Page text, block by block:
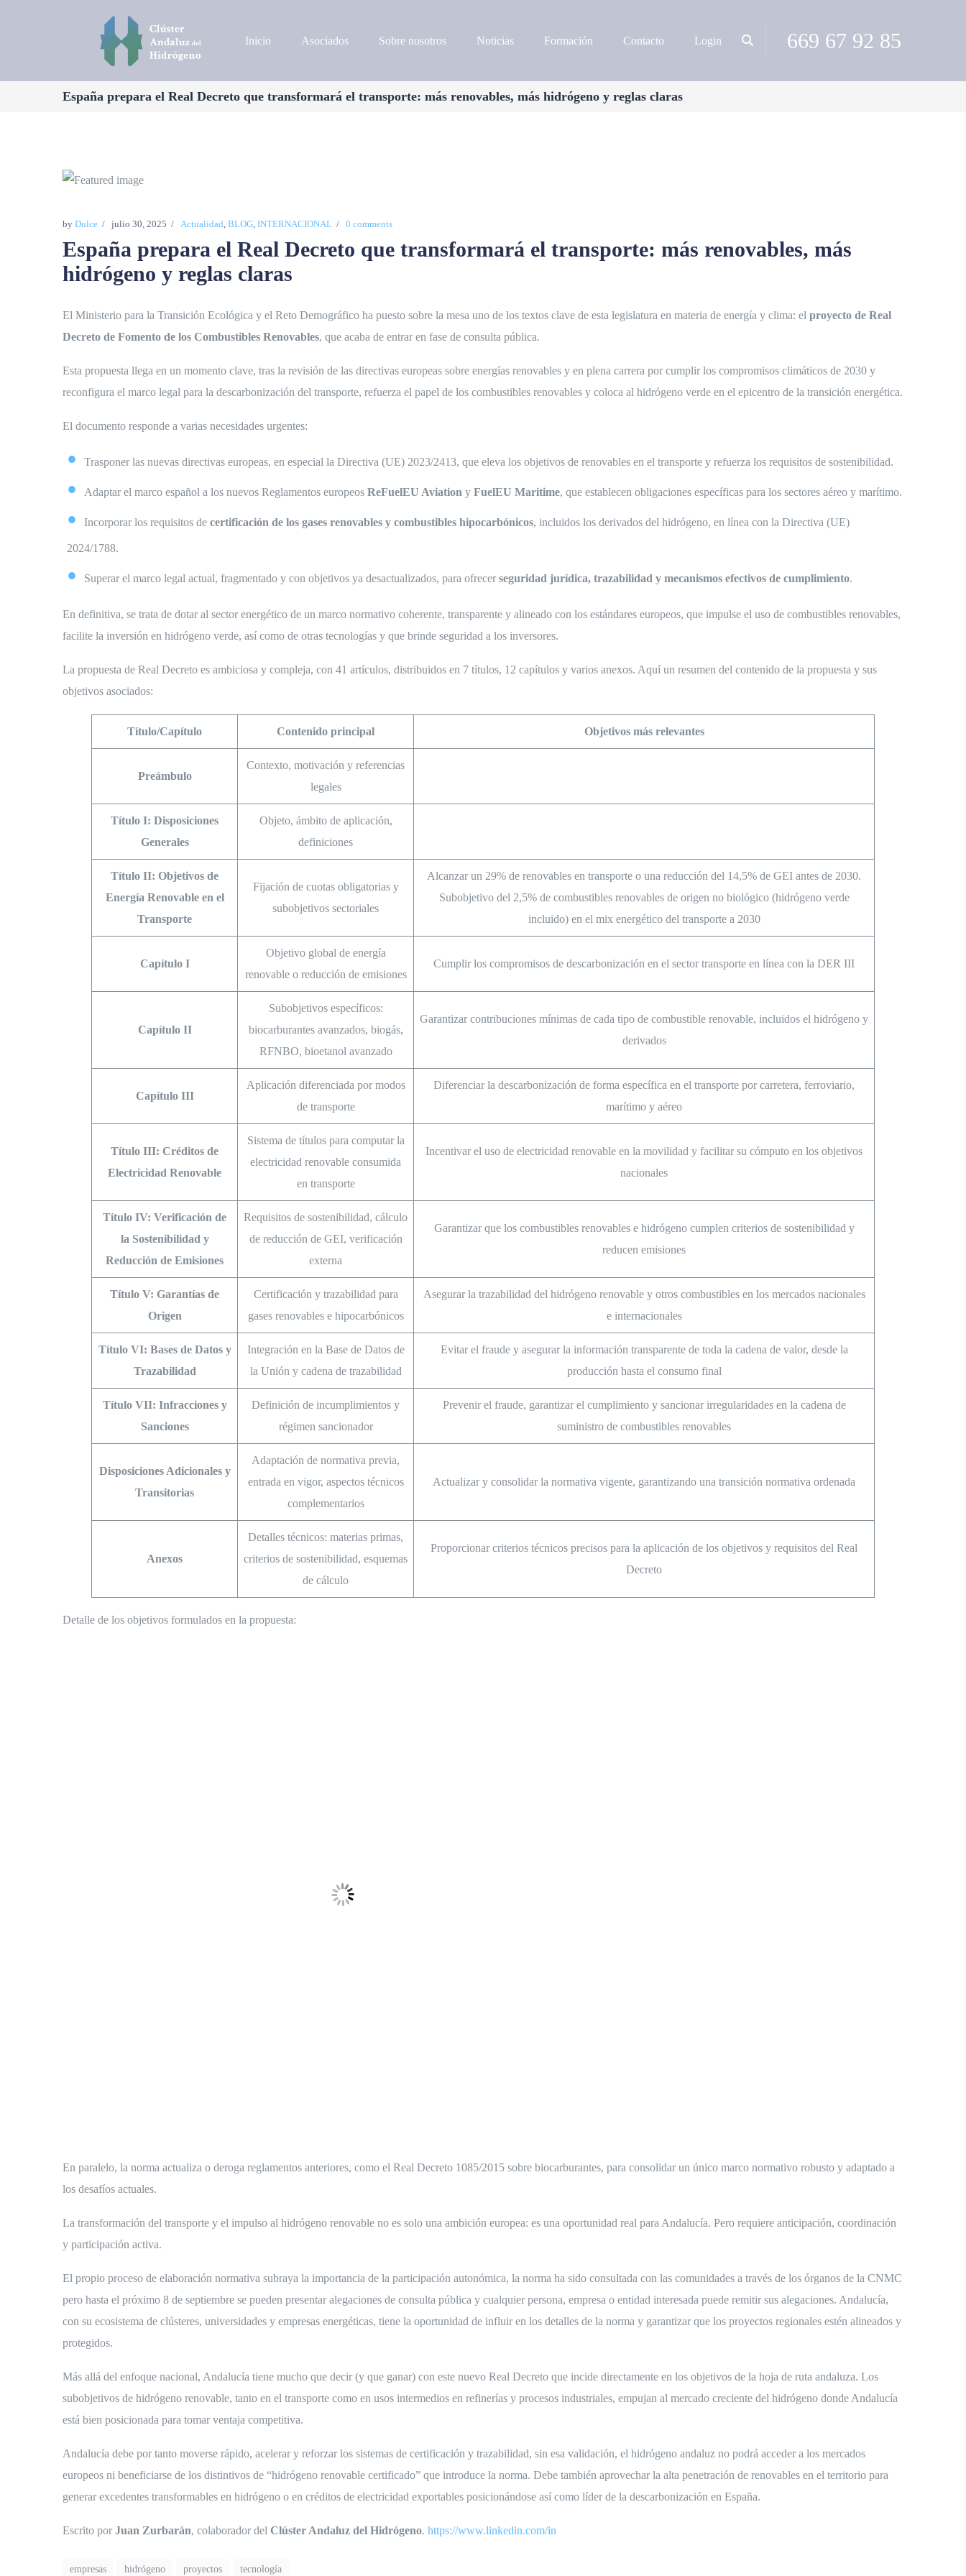
Inicio Asociados Sobre nosotros Noticias Formación Contacto Login 669 67 92 85
España prepara el Real Decreto que transformará el transporte: más renovables, más hidrógeno y reglas claras
by Dulce julio 30, 2025 Actualidad, BLOG, INTERNACIONAL 0 comments
España prepara el Real Decreto que transformará el transporte: más renovables, más
hidrógeno y reglas claras
El Ministerio para la Transición Ecológica y el Reto Demográfico ha puesto sobre la mesa uno de los textos clave de esta legislatura en materia de energía y clima: el proyecto de Real
Decreto de Fomento de los Combustibles Renovables, que acaba de entrar en fase de consulta pública.
Esta propuesta llega en un momento clave, tras la revisión de las directivas europeas sobre energías renovables y en plena carrera por cumplir los compromisos climáticos de 2030 y
reconfigura el marco legal para la descarbonización del transporte, refuerza el papel de los combustibles renovables y coloca al hidrógeno verde en el epicentro de la transición energética.
El documento responde a varias necesidades urgentes:
Trasponer las nuevas directivas europeas, en especial la Directiva (UE) 2023/2413, que eleva los objetivos de renovables en el transporte y refuerza los requisitos de sostenibilidad.
Adaptar el marco español a los nuevos Reglamentos europeos ReFuelEU Aviation y FuelEU Maritime, que establecen obligaciones específicas para los sectores aéreo y marítimo.
Incorporar los requisitos de certificación de los gases renovables y combustibles hipocarbónicos, incluidos los derivados del hidrógeno, en línea con la Directiva (UE)
2024/1788.
Superar el marco legal actual, fragmentado y con objetivos ya desactualizados, para ofrecer seguridad jurídica, trazabilidad y mecanismos efectivos de cumplimiento.
En definitiva, se trata de dotar al sector energético de un marco normativo coherente, transparente y alineado con los estándares europeos, que impulse el uso de combustibles renovables,
facilite la inversión en hidrógeno verde, así como de otras tecnologías y que brinde seguridad a los inversores.
La propuesta de Real Decreto es ambiciosa y compleja, con 41 artículos, distribuidos en 7 títulos, 12 capítulos y varios anexos. Aquí un resumen del contenido de la propuesta y sus
objetivos asociados:
Título/Capítulo Contenido principal Objetivos más relevantes
Preámbulo
Contexto, motivación y referencias
legales
Título I: Disposiciones
Generales
Objeto, ámbito de aplicación,
definiciones
Título II: Objetivos de
Energía Renovable en el
Transporte
Fijación de cuotas obligatorias y
subobjetivos sectoriales
Alcanzar un 29% de renovables en transporte o una reducción del 14,5% de GEI antes de 2030.
Subobjetivo del 2,5% de combustibles renovables de origen no biológico (hidrógeno verde
incluido) en el mix energético del transporte a 2030
Capítulo I
Objetivo global de energía
renovable o reducción de emisiones
Cumplir los compromisos de descarbonización en el sector transporte en línea con la DER III
Capítulo II
Subobjetivos específicos:
biocarburantes avanzados, biogás,
RFNBO, bioetanol avanzado
Garantizar contribuciones mínimas de cada tipo de combustible renovable, incluidos el hidrógeno y
derivados
Capítulo III
Aplicación diferenciada por modos
de transporte
Diferenciar la descarbonización de forma específica en el transporte por carretera, ferroviario,
marítimo y aéreo
Título III: Créditos de
Electricidad Renovable
Sistema de títulos para computar la
electricidad renovable consumida
en transporte
Incentivar el uso de electricidad renovable en la movilidad y facilitar su cómputo en los objetivos
nacionales
Título IV: Verificación de
la Sostenibilidad y
Reducción de Emisiones
Requisitos de sostenibilidad, cálculo
de reducción de GEI, verificación
externa
Garantizar que los combustibles renovables e hidrógeno cumplen criterios de sostenibilidad y
reducen emisiones
Título V: Garantías de
Origen
Certificación y trazabilidad para
gases renovables e hipocarbónicos
Asegurar la trazabilidad del hidrógeno renovable y otros combustibles en los mercados nacionales
e internacionales
Título VI: Bases de Datos y
Trazabilidad
Integración en la Base de Datos de
la Unión y cadena de trazabilidad
Evitar el fraude y asegurar la información transparente de toda la cadena de valor, desde la
producción hasta el consumo final
Título VII: Infracciones y
Sanciones
Definición de incumplimientos y
régimen sancionador
Prevenir el fraude, garantizar el cumplimiento y sancionar irregularidades en la cadena de
suministro de combustibles renovables
Disposiciones Adicionales y
Transitorias
Adaptación de normativa previa,
entrada en vigor, aspectos técnicos
complementarios
Actualizar y consolidar la normativa vigente, garantizando una transición normativa ordenada
Anexos
Detalles técnicos: materias primas,
criterios de sostenibilidad, esquemas
de cálculo
Proporcionar criterios técnicos precisos para la aplicación de los objetivos y requisitos del Real
Decreto
Detalle de los objetivos formulados en la propuesta:
En paralelo, la norma actualiza o deroga reglamentos anteriores, como el Real Decreto 1085/2015 sobre biocarburantes, para consolidar un único marco normativo robusto y adaptado a
los desafíos actuales.
La transformación del transporte y el impulso al hidrógeno renovable no es solo una ambición europea: es una oportunidad real para Andalucía. Pero requiere anticipación, coordinación
y participación activa.
El propio proceso de elaboración normativa subraya la importancia de la participación autonómica, la norma ha sido consultada con las comunidades a través de los órganos de la CNMC
pero hasta el próximo 8 de septiembre se pueden presentar alegaciones de consulta pública y cualquier persona, empresa o entidad interesada puede remitir sus alegaciones. Andalucía,
con su ecosistema de clústeres, universidades y empresas energéticas, tiene la oportunidad de influir en los detalles de la norma y garantizar que los proyectos regionales estén alineados y
protegidos.
Más allá del enfoque nacional, Andalucía tiene mucho que decir (y que ganar) con este nuevo Real Decreto que incide directamente en los objetivos de la hoja de ruta andaluza. Los
subobjetivos de hidrógeno renovable, tanto en el transporte como en usos intermedios en refinerías y procesos industriales, empujan al mercado creciente del hidrógeno donde Andalucía
está bien posicionada para tomar ventaja competitiva.
Andalucía debe por tanto moverse rápido, acelerar y reforzar los sistemas de certificación y trazabilidad, sin esa validación, el hidrógeno andaluz no podrá acceder a los mercados
europeos ni beneficiarse de los distintivos de “hidrógeno renovable certificado” que introduce la norma. Debe también aprovechar la alta penetración de renovables en el territorio para
generar excedentes transformables en hidrógeno o en créditos de electricidad exportables posicionándose así como líder de la descarbonización en España.
Escrito por Juan Zurbarán, colaborador del Clúster Andaluz del Hidrógeno. https://www.linkedin.com/in
empresas hidrógeno proyectos tecnología